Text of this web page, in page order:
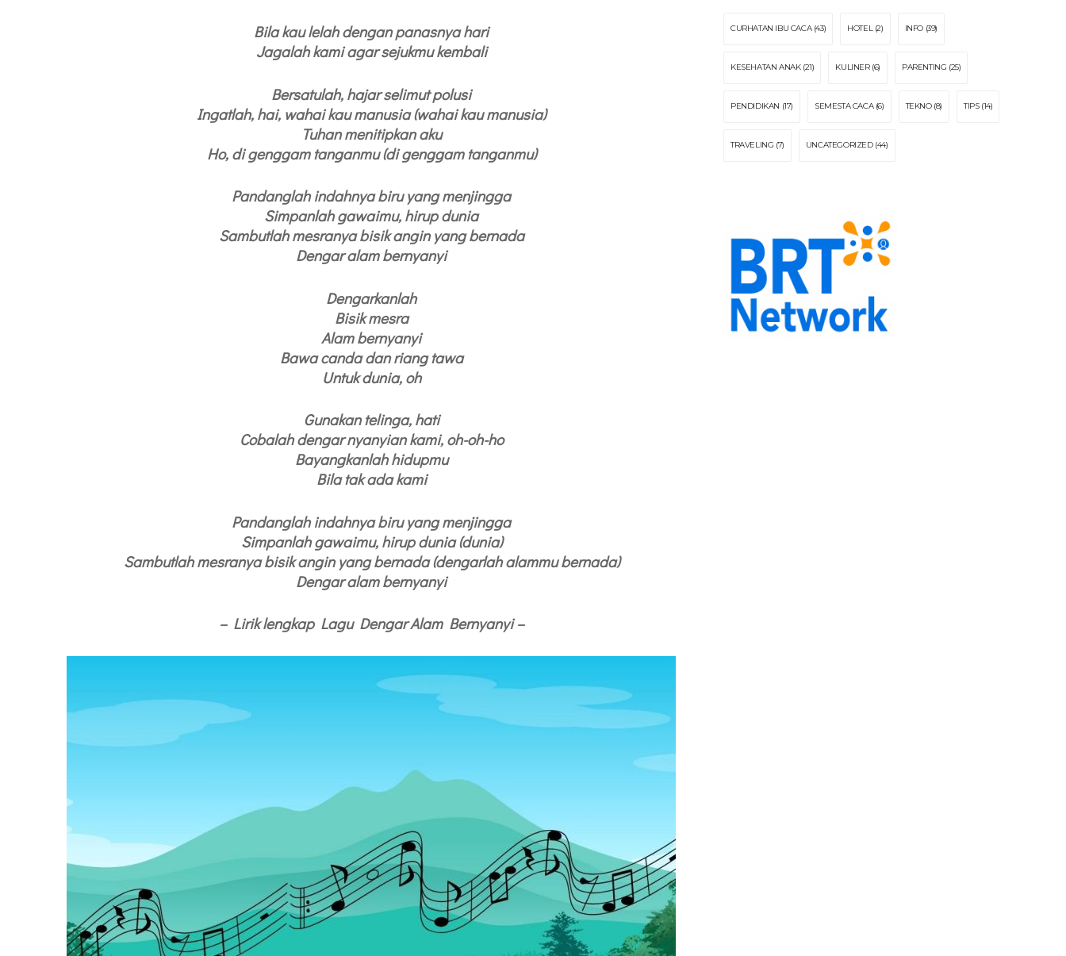
Bila kau lelah dengan panasnya hari
Jagalah kami agar sejukmu kembali
Bersatulah, hajar selimut polusi
Ingatlah, hai, wahai kau manusia (wahai kau manusia)
Tuhan menitipkan aku
Ho, di genggam tanganmu (di genggam tanganmu)
Pandanglah indahnya biru yang menjingga
Simpanlah gawaimu, hirup dunia
Sambutlah mesranya bisik angin yang bernada
Dengar alam bernyanyi
Dengarkanlah
Bisik mesra
Alam bernyanyi
Bawa canda dan riang tawa
Untuk dunia, oh
Gunakan telinga, hati
Cobalah dengar nyanyian kami, oh-oh-ho
Bayangkanlah hidupmu
Bila tak ada kami
Pandanglah indahnya biru yang menjingga
Simpanlah gawaimu, hirup dunia (dunia)
Sambutlah mesranya bisik angin yang bernada (dengarlah alammu bernada)
Dengar alam bernyanyi
– Lirik lengkap Lagu Dengar Alam Bernyanyi –
CURHATAN IBU CACA(43) HOTEL (2) INFO (39)
KESEHATAN ANAK(21) KULINER(6) PARENTING (25)
PENDIDIKAN (17) SEMESTA CACA(6) TEKNO(8) TIPS(14)
TRAVELING (7) UNCATEGORIZED(44)